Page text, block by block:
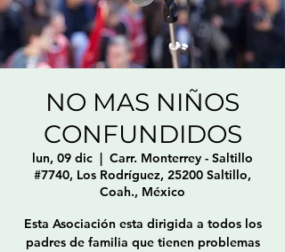
NO MAS NIÑOS
CONFUNDIDOS
lun, 09 dic
  |
Carr. Monterrey - Saltillo
#7740, Los Rodríguez, 25200 Saltillo,
Coah., México
Esta Asociación esta dirigida a todos los
padres de familia que tienen problemas